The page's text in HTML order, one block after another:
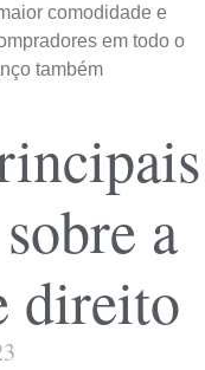
comodidade e
em todo o
também
a
direito